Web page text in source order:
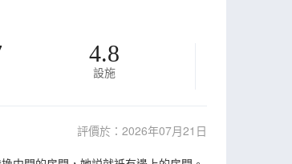
4.8
設施
評價於：2026年07月21日